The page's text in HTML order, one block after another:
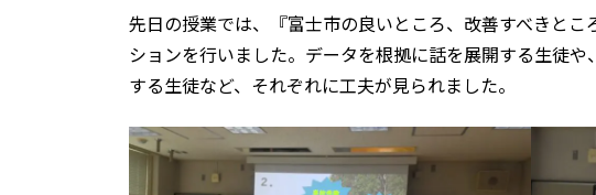
先日の授業では、『富士市の良いところ、改善すべきと
ションを行いました。データを根拠に話を展開する生徒
する生徒など、それぞれに工夫が見られました。